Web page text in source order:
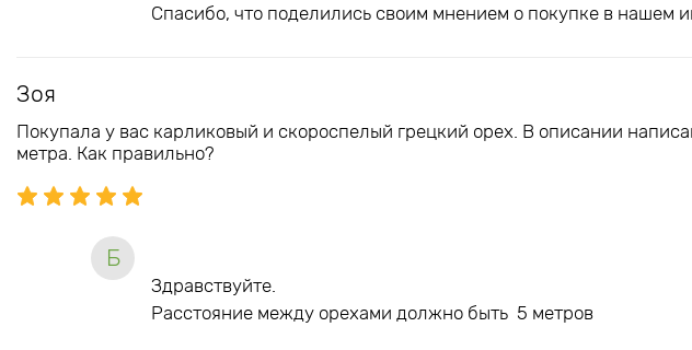
Спасибо, что поделились своим мнением о покупке в нашем
Зоя
Покупала у вас карликовый и скороспелый грецкий орех. В описании
метра. Как правильно?
Б
Здравствуйте.
Расстояние между орехами должно быть 5 метров